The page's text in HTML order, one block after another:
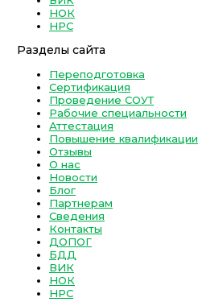
НОК
НРС
Разделы сайта
Переподготовка
Сертификация
Проведение СОУТ
Рабочие специальности
Аттестация
Повышение квалификации
Отзывы
О нас
Новости
Блог
Партнерам
Сведения
Контакты
ДОПОГ
БДД
ВИК
НОК
НРС